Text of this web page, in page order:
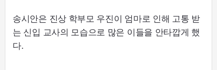
송시안은 진상 학부모 우진이 엄마로 인해 고통 받
는 신입 교사의 모습으로 많은 이들을 안타깝게 했
다.